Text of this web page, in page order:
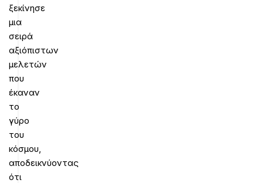
ξεκίνησε
μια
σειρά
αξιόπιστων
μελετών
που
έκαναν
το
γύρο
του
κόσμου,
αποδεικνύοντας
ότι